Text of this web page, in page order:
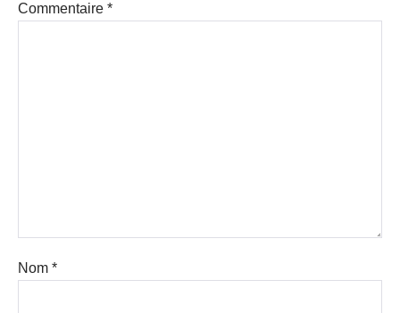
Commentaire *
Nom *